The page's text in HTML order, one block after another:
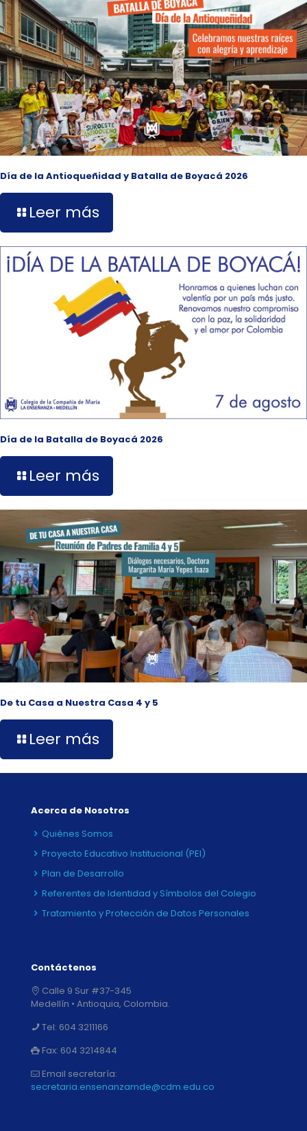
Día de la Antioqueñidad y Batalla de Boyacá 2026
Leer más
Día de la Batalla de Boyacá 2026
Leer más
De tu Casa a Nuestra Casa 4 y 5
Leer más
Acerca de Nosotros
Quiénes Somos
Proyecto Educativo Institucional (PEI)
Plan de Desarrollo
Referentes de Identidad y Símbolos del Colegio
Tratamiento y Protección de Datos Personales
Contáctenos
Calle 9 Sur #37-345
Medellín • Antioquia, Colombia.
Tel: 604 3211166
Fax: 604 3214844
Email secretaría:
secretaria.ensenanzamde@cdm.edu.co